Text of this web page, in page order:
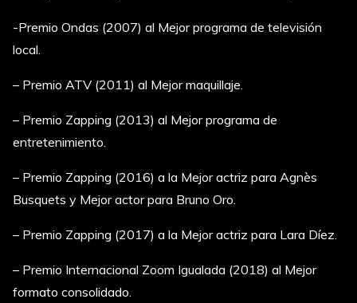
-Premio Ondas (2007) al Mejor programa de televisión
local.
– Premio ATV (2011) al Mejor maquillaje.
– Premio Zapping (2013) al Mejor programa de
entretenimiento.
– Premio Zapping (2016) a la Mejor actriz para Agnès
Busquets y Mejor actor para Bruno Oro.
– Premio Zapping (2017) a la Mejor actriz para Lara Díez.
– Premio Internacional Zoom Igualada (2018) al Mejor
formato consolidado.